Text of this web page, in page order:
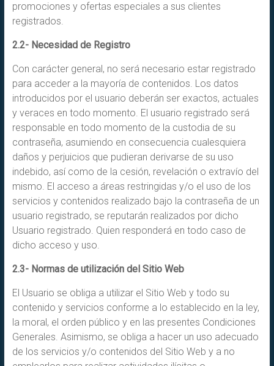
promociones y ofertas especiales a sus clientes
registrados.
2.2- Necesidad de Registro
Con carácter general, no será necesario estar registrado
para acceder a la mayoría de contenidos. Los datos
introducidos por el usuario deberán ser exactos, actuales
y veraces en todo momento. El usuario registrado será
responsable en todo momento de la custodia de su
contraseña, asumiendo en consecuencia cualesquiera
daños y perjuicios que pudieran derivarse de su uso
indebido, así como de la cesión, revelación o extravío del
mismo. El acceso a áreas restringidas y/o el uso de los
servicios y contenidos realizado bajo la contraseña de un
usuario registrado, se reputarán realizados por dicho
Usuario registrado. Quien responderá en todo caso de
dicho acceso y uso.
2.3- Normas de utilización del Sitio Web
El Usuario se obliga a utilizar el Sitio Web y todo su
contenido y servicios conforme a lo establecido en la ley,
la moral, el orden público y en las presentes Condiciones
Generales. Asimismo, se obliga a hacer un uso adecuado
de los servicios y/o contenidos del Sitio Web y a no